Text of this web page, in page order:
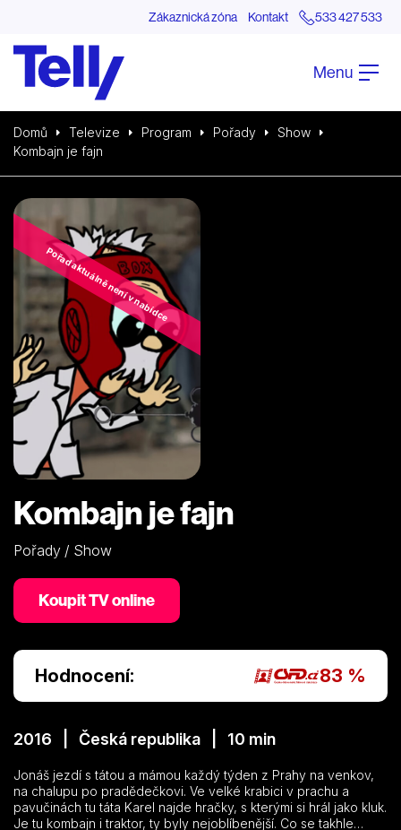
Zákaznická zóna Kontakt 533 427 533
Menu
Domů Televize Program Pořady
Show
Kombajn je fajn
Pořad aktuálně není v nabídce
Kombajn je fajn
Pořady / Show
Koupit TV online
Hodnocení: 83 %
2016 | Česká republika | 10 min
Jonáš jezdí s tátou a mámou každý týden z Prahy na venkov,
na chalupu po pradědečkovi. Ve velké krabici v prachu a
pavučinách tu táta Karel najde hračky, s kterými si hrál jako kluk.
Je tu kombajn i traktor, ty byly nejoblíbenější. Co se takhle